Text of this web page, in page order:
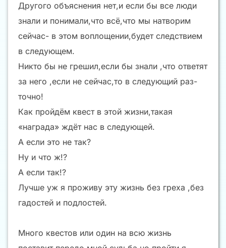
Другого объяснения нет,и если бы все люди
знали и понимали,что всё,что мы натворим
сейчас- в этом воплощении,будет следствием
в следующем.
Никто бы не грешил,если бы знали ,что ответят
за него ,если не сейчас,то в следующий раз-
точно!
Как пройдём квест в этой жизни,такая
«награда» ждёт нас в следующей.
А если это не так?
Ну и что ж!?
А если так!?
Лучше уж я проживу эту жизнь без греха ,без
гадостей и подлостей.
Много квестов или один на всю жизнь